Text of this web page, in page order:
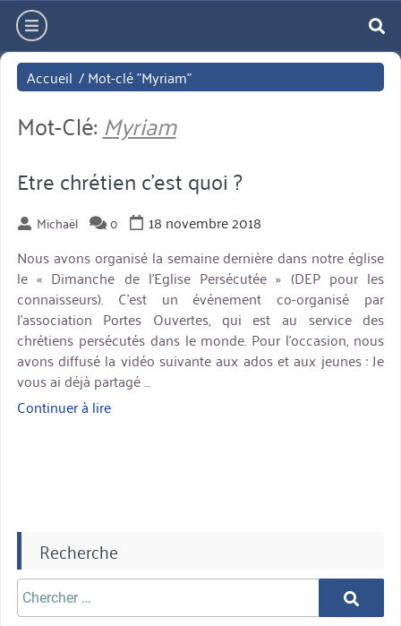
Aller
directement
au
contenu
hamburger
Accueil /Mot-clé "Myriam"
Mot-Clé: Myriam
Etre chrétien c’est quoi ?
Michaël 0
18 novembre 2018
Nous avons organisé la semaine dernière dans notre église
le « Dimanche de l’Eglise Persécutée » (DEP pour les
connaisseurs). C’est un événement co-organisé par
l’association Portes Ouvertes, qui est au service des
chrétiens persécutés dans le monde. Pour l’occasion, nous
avons diffusé la vidéo suivante aux ados et aux jeunes : Je
vous ai déjà partagé …
Continuer à lire« Etre
Recherche
Chercher
aprè:
Chercher